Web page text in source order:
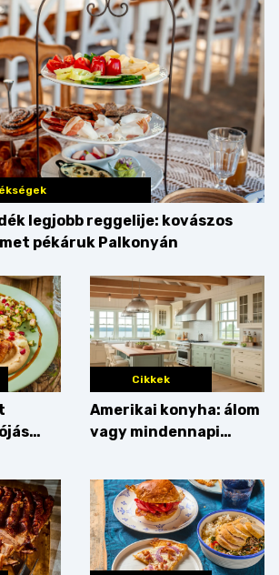
legjobb reggelije: kovászos
pékáruk Palkonyán
Cikkek
Amerikai konyha: álom
vagy mindennapi
az érveket